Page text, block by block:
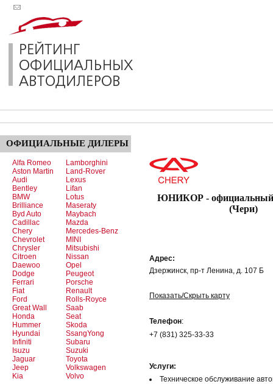
ОФИЦИАЛЬНЫЕ ДИЛЕРЫ
Alfa Romeo
Aston Martin
Audi
Bentley
BMW
Brilliance
Byd Auto
Cadillac
Chery
Chevrolet
Chrysler
Citroen
Daewoo
Dodge
Ferrari
Fiat
Ford
Great Wall
Honda
Hummer
Hyundai
Infiniti
Isuzu
Jaguar
Jeep
Kia
Lamborghini
Land-Rover
Lexus
Lifan
Lotus
Maseraty
Maybach
Mazda
Mercedes-Benz
MINI
Mitsubishi
Nissan
Opel
Peugeot
Porsche
Renault
Rolls-Royce
Saab
Seat
Skoda
SsangYong
Subaru
Suzuki
Toyota
Volkswagen
Volvo
ЮНИКОР - официальный
(Чери)
Адрес:
Дзержинск, пр-т Ленина, д. 107 Б
Показать/Скрыть карту
Телефон:
+7 (831) 325-33-33
Услуги:
Техническое обслуживание